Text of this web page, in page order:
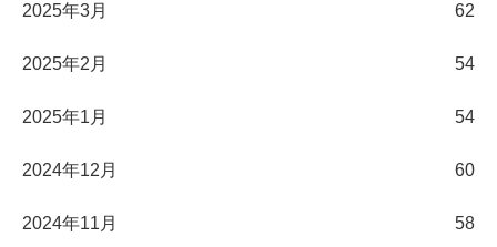
2025年3月 62
2025年2月 54
2025年1月 54
2024年12月 60
2024年11月 58